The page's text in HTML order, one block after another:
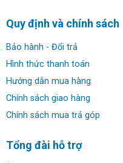
Nó có một cấu toàn bộ
bạn cảm thấy chắc chắn.
đủ chắc chắn để ngăn
máy tính xách tay không
có cắt hở để bạn dễ dang
Quy định và chính sách
Bảo hành - Đổi trả
Hình thức thanh toán
Hướng dẫn mua hàng
Chính sách giao hàng
Chính sách mua trả góp
Tổng đài hỗ trợ